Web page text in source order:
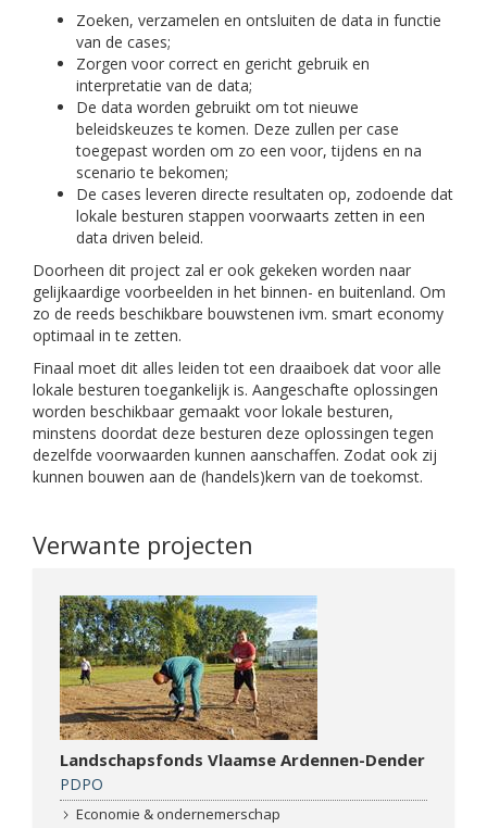
Zoeken, verzamelen en ontsluiten de data in functie
van de cases;
Zorgen voor correct en gericht gebruik en
interpretatie van de data;
De data worden gebruikt om tot nieuwe
beleidskeuzes te komen. Deze zullen per case
toegepast worden om zo een voor, tijdens en na
scenario te bekomen;
De cases leveren directe resultaten op, zodoende dat
lokale besturen stappen voorwaarts zetten in een
data driven beleid.
Doorheen dit project zal er ook gekeken worden naar
gelijkaardige voorbeelden in het binnen- en buitenland. Om
zo de reeds beschikbare bouwstenen ivm. smart economy
optimaal in te zetten.
Finaal moet dit alles leiden tot een draaiboek dat voor alle
lokale besturen toegankelijk is. Aangeschafte oplossingen
worden beschikbaar gemaakt voor lokale besturen,
minstens doordat deze besturen deze oplossingen tegen
dezelfde voorwaarden kunnen aanschaffen. Zodat ook zij
kunnen bouwen aan de (handels)kern van de toekomst.
Verwante projecten
Landschapsfonds Vlaamse Ardennen-Dender
PDPO
Economie & ondernemerschap